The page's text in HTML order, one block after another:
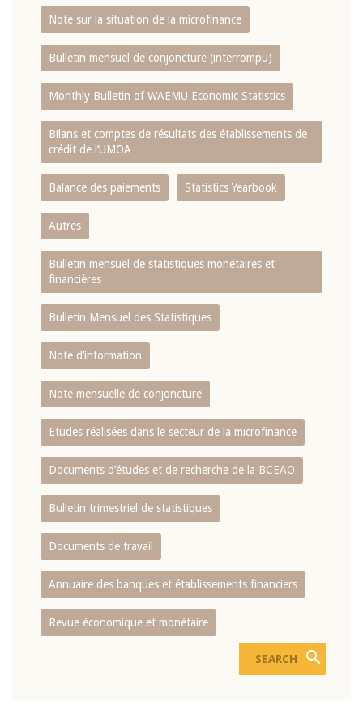
Note sur la situation de la microfinance
Bulletin mensuel de conjoncture (interrompu)
Monthly Bulletin of WAEMU Economic Statistics
Bilans et comptes de résultats des établissements de
crédit de l‘UMOA
Balance des paiements Statistics Yearbook
Autres
Bulletin mensuel de statistiques monétaires et
financières
Bulletin Mensuel des Statistiques
Note d’information
Note mensuelle de conjoncture
Etudes réalisées dans le secteur de la microfinance
Documents d’études et de recherche de la BCEAO
Bulletin trimestriel de statistiques
Documents de travail
Annuaire des banques et établissements financiers
Revue économique et monétaire